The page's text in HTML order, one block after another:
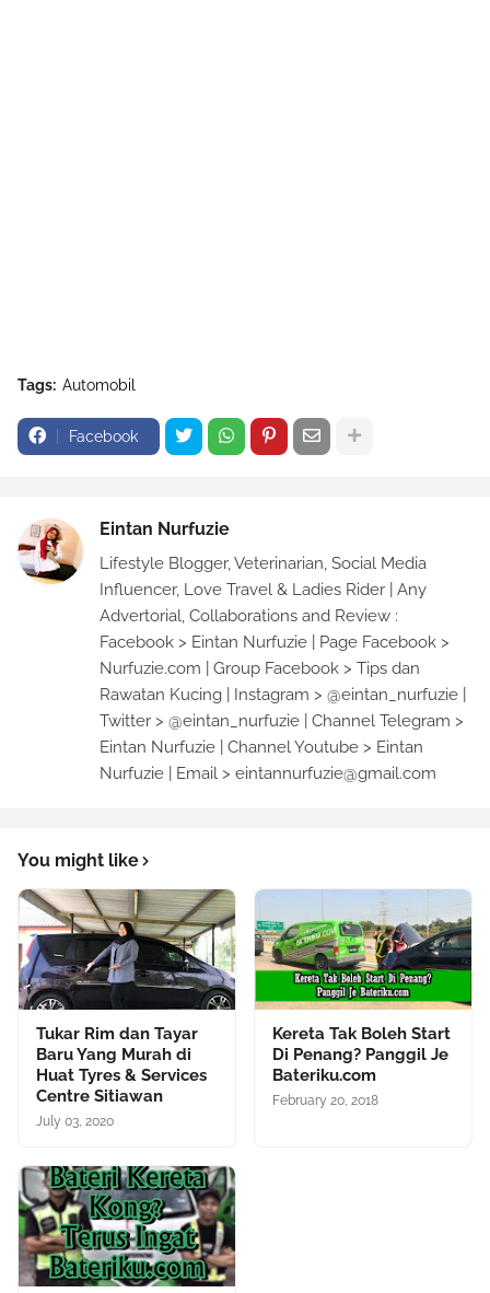
Tags: Automobil
Facebook
Eintan Nurfuzie
Lifestyle Blogger, Veterinarian, Social Media
Influencer, Love Travel & Ladies Rider | Any
Advertorial, Collaborations and Review :
Facebook > Eintan Nurfuzie | Page Facebook >
Nurfuzie.com | Group Facebook > Tips dan
Rawatan Kucing | Instagram > @eintan_nurfuzie |
Twitter > @eintan_nurfuzie | Channel Telegram >
Eintan Nurfuzie | Channel Youtube > Eintan
Nurfuzie | Email > eintannurfuzie@gmail.com
You might like
Tukar Rim dan Tayar
Baru Yang Murah di
Huat Tyres & Services
Centre Sitiawan
July 03, 2020
Kereta Tak Boleh Start
Di Penang? Panggil Je
Bateriku.com
February 20, 2018